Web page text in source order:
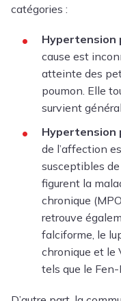
catégories :
Hypertension
cause est
atteinte des
poumon. Elle
survient
Hypertension
de l’affection
susceptibles
figurent la
chronique
retrouve
falciforme, le
chronique et le
tels que le Fen-